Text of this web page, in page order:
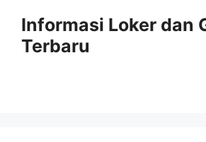
content
Informasi Loker dan
Terbaru